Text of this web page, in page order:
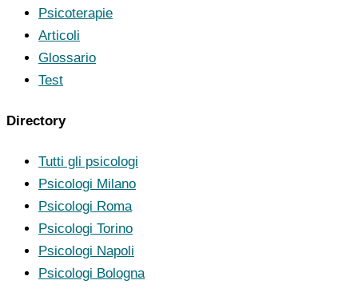
Psicoterapie
Articoli
Glossario
Test
Directory
Tutti gli psicologi
Psicologi Milano
Psicologi Roma
Psicologi Torino
Psicologi Napoli
Psicologi Bologna